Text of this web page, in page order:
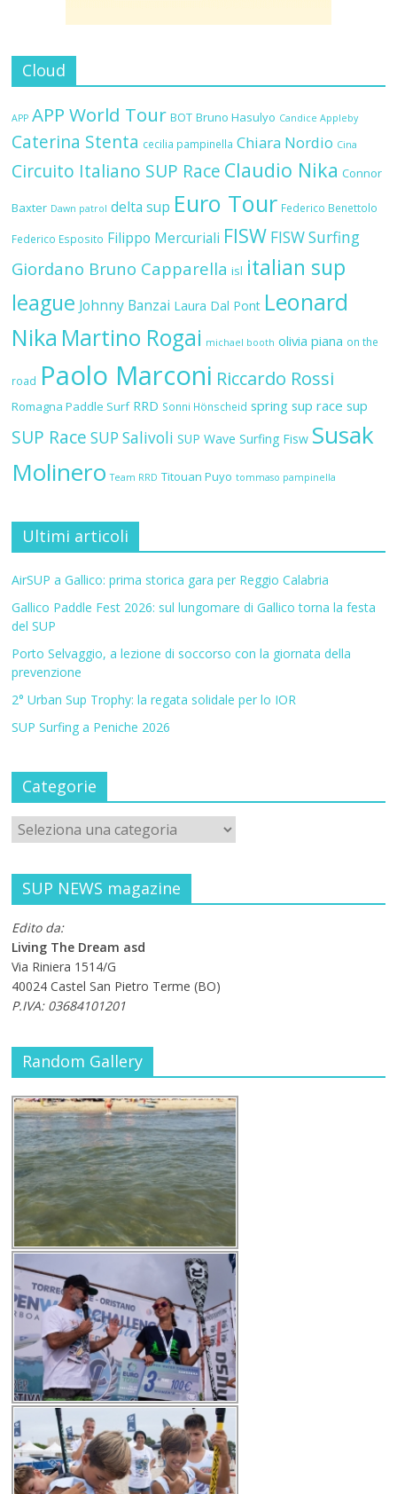
Cloud
APP APP World Tour BOT Bruno Hasulyo Candice Appleby
Caterina Stenta cecilia pampinella Chiara Nordio Cina
Circuito Italiano SUP Race Claudio Nika Connor
Baxter Dawn patrol delta sup Euro Tour Federico Benettolo
Federico Esposito Filippo Mercuriali FISW FISW Surfing
Giordano Bruno Capparella isl italian sup
league Johnny Banzai Laura Dal Pont Leonard
Nika Martino Rogai michael booth olivia piana on the
road Paolo Marconi Riccardo Rossi
Romagna Paddle Surf RRD Sonni Hönscheid spring sup race sup
SUP Race SUP Salivoli SUP Wave Surfing Fisw Susak
Molinero Team RRD Titouan Puyo tommaso pampinella
Ultimi articoli
AirSUP a Gallico: prima storica gara per Reggio Calabria
Gallico Paddle Fest 2026: sul lungomare di Gallico torna la festa
del SUP
Porto Selvaggio, a lezione di soccorso con la giornata della
prevenzione
2° Urban Sup Trophy: la regata solidale per lo IOR
SUP Surfing a Peniche 2026
Categorie
SUP NEWS magazine
Edito da:
Living The Dream asd
Via Riniera 1514/G
40024 Castel San Pietro Terme (BO)
P.IVA: 03684101201
Random Gallery